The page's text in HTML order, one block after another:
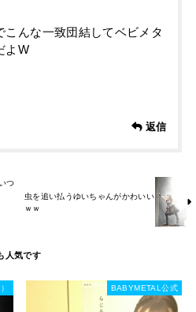
こんな一致団結してベビメタ
よW
返信
つ
虫を追い払うゆいちゃんがかわいい
ｗｗ
BABYMETAL公式